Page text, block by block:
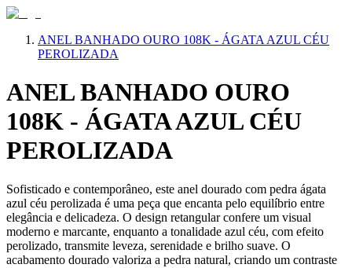
ANEL BANHADO OURO 108K - ÁGATA AZUL CÉU
PEROLIZADA
ANEL BANHADO OURO
108K - ÁGATA AZUL CÉU
PEROLIZADA
Sofisticado e contemporâneo, este anel dourado com pedra ágata
azul céu perolizada é uma peça que encanta pelo equilíbrio entre
elegância e delicadeza. O design retangular confere um visual
moderno e marcante, enquanto a tonalidade azul céu, com efeito
perolizado, transmite leveza, serenidade e brilho suave. O
acabamento dourado valoriza a pedra natural, criando um contraste